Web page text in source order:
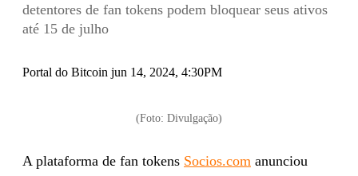
detentores de fan tokens podem bloquear seus ativos
até 15 de julho
Portal do Bitcoin jun 14, 2024, 4:30PM
(Foto: Divulgação)
A plataforma de fan tokens Socios.com anunciou